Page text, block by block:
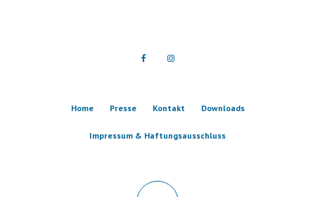
Home Presse Kontakt Downloads
Impressum & Haftungsausschluss